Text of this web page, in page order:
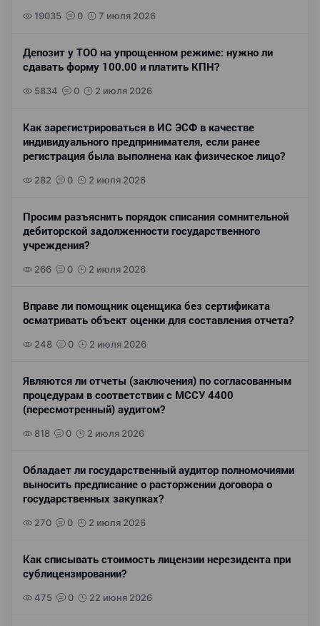
19035 0 7 июля 2026
Депозит у ТОО на упрощенном режиме: нужно ли
сдавать форму 100.00 и платить КПН?
5834 0 2 июля 2026
Как зарегистрироваться в ИС ЭСФ в качестве
индивидуального предпринимателя, если ранее
регистрация была выполнена как физическое лицо?
282 0 2 июля 2026
Просим разъяснить порядок списания сомнительной
дебиторской задолженности государственного
учреждения?
266 0 2 июля 2026
Вправе ли помощник оценщика без сертификата
осматривать объект оценки для составления отчета?
248 0 2 июля 2026
Являются ли отчеты (заключения) по согласованным
процедурам в соответствии с МССУ 4400
(пересмотренный) аудитом?
818 0 2 июля 2026
Обладает ли государственный аудитор полномочиями
выносить предписание о расторжении договора о
государственных закупках?
270 0 2 июля 2026
Как списывать стоимость лицензии нерезидента при
сублицензировании?
475 0 22 июня 2026